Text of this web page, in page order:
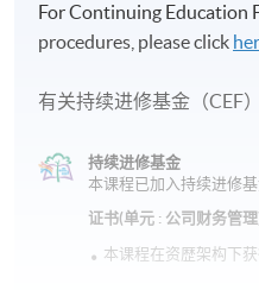
For Continuing Education
procedures, please click
有关持续进修基金（CEF
持续进修基金
本课程已加入持续进修
证书(单元 : 公司财务管理
本课程在资歴架构下